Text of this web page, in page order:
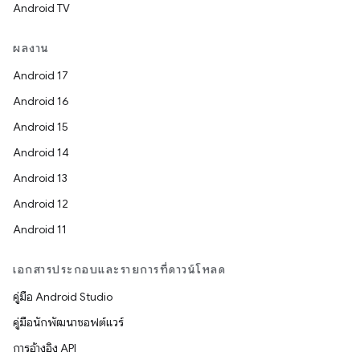
Android TV
ผลงาน
Android 17
Android 16
Android 15
Android 14
Android 13
Android 12
Android 11
เอกสารประกอบและรายการที่ดาวน์โหลด
คู่มือ Android Studio
คู่มือนักพัฒนาซอฟต์แวร์
การอ้างอิง API